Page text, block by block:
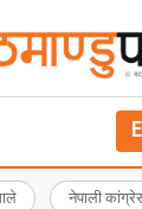
नेपाली